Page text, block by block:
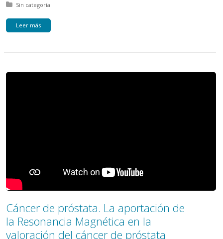
Posted in:
Sin categoría
Leer más
Cáncer de próstata. La aportación de
la Resonancia Magnética en la
valoración del cáncer de próstata